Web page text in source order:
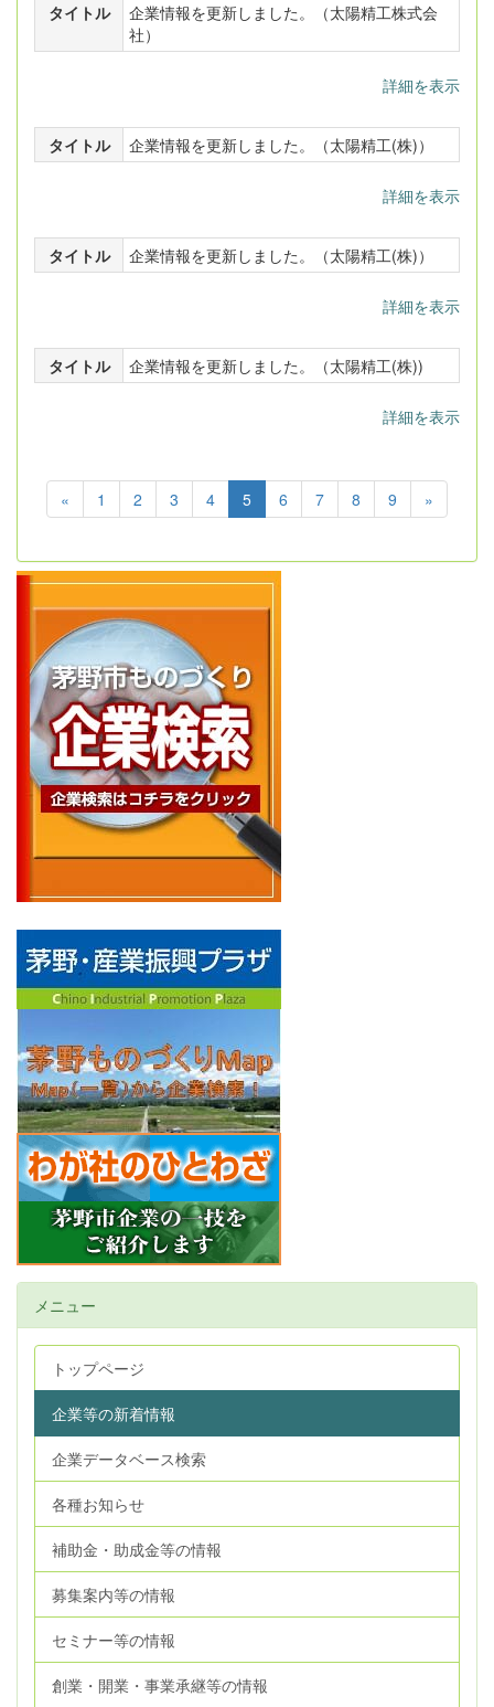
タイトル
企業情報を更新しました。（太陽精工株式会
社）
詳細を表示
タイトル 企業情報を更新しました。（太陽精工(株)）
詳細を表示
タイトル 企業情報を更新しました。（太陽精工(株)）
詳細を表示
タイトル 企業情報を更新しました。（太陽精工(株))
詳細を表示
« 1 2 3 4 5 6 7 8 9 »
メニュー
トップページ
企業等の新着情報
企業データベース検索
各種お知らせ
補助金・助成金等の情報
募集案内等の情報
セミナー等の情報
創業・開業・事業承継等の情報